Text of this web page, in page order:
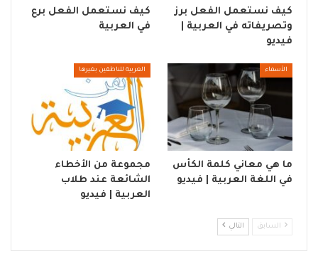
كيف نستعمل الفعل برز
وتصريفاته في العربية |
فيديو
كيف نستعمل الفعل برع
في العربية
الأسماء
ما هي معاني كلمة الكأس
في اللغة العربية | فيديو
العربية للناطقين بغيرها
مجموعة من الأخطاء
الشائعة عند طلاب
العربية | فيديو
السابق التالي